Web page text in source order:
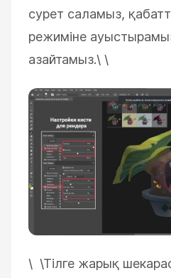
сурет саламыз,
режиміне
азайтамыз.\ \
\ \Тілге жарық